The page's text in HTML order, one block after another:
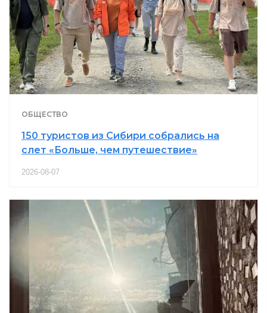
ОБЩЕСТВО
150 туристов из Сибири собрались на
слет «Больше, чем путешествие»
2026-08-07